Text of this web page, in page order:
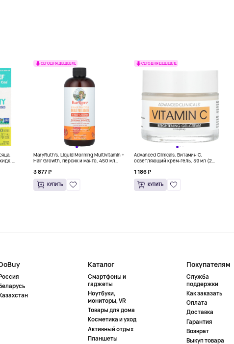
СЕГОДНЯ ДЕШЕВЛЕ
MaryRuth's, Liquid Morning Multivitamin +
Hair Growth, персик и манго, 450 мл
3 877 ₽
КУПИТЬ
СЕГОДНЯ ДЕШЕВЛЕ
Advanced Clinicals, Витамин C,
осветляющий крем-гель, 59 мл (2
1 186 ₽
КУПИТЬ
Каталог
Смартфоны и
гаджеты
Ноутбуки,
мониторы, VR
Товары для дома
Косметика и уход
Активный отдых
Планшеты
Покупателям
Служба
поддержки
Как заказать
Оплата
Доставка
Гарантия
Возврат
Выкуп товара